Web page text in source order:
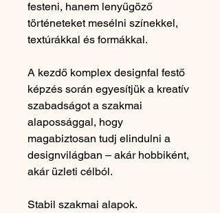
festeni, hanem lenyűgöző
történeteket mesélni színekkel,
textúrákkal és formákkal.
A kezdő komplex designfal festő
képzés során egyesítjük a kreatív
szabadságot a szakmai
alapossággal, hogy
magabiztosan tudj elindulni a
designvilágban – akár hobbiként,
akár üzleti célból.
Stabil szakmai alapok.